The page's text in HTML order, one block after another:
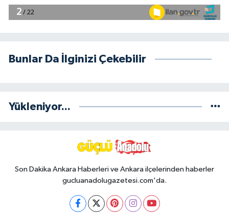
Bunlar Da İlginizi Çekebilir
Yükleniyor...
Son Dakika Ankara Haberleri ve Ankara ilçelerinden haberler
gucluanadolugazetesi.com'da.